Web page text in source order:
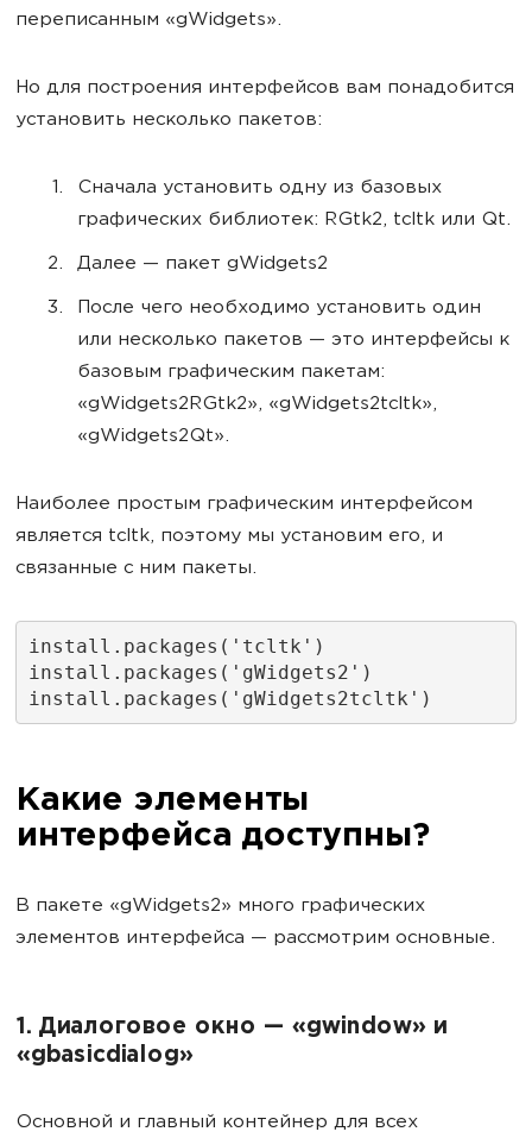
переписанным «gWidgets».
Но для построения интерфейсов вам понадобится
установить несколько пакетов:
Сначала установить одну из базовых
графических библиотек: RGtk2, tcltk или Qt.
Далее — пакет gWidgets2
После чего необходимо установить один
или несколько пакетов — это интерфейсы к
базовым графическим пакетам:
«gWidgets2RGtk2», «gWidgets2tcltk»,
«gWidgets2Qt».
Наиболее простым графическим интерфейсом
является tcltk, поэтому мы установим его, и
связанные с ним пакеты.
install.packages('tcltk')
install.packages('gWidgets2')
install.packages('gWidgets2tcltk')
Какие элементы
интерфейса доступны?
В пакете «gWidgets2» много графических
элементов интерфейса — рассмотрим основные.
1. Диалоговое окно — «gwindow» и
«gbasicdialog»
Основной и главный контейнер для всех